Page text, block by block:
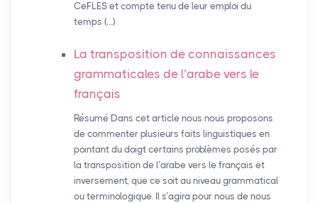
CeFLES et compte tenu de leur emploi du
temps (…)
La transposition de connaissances
grammaticales de l’arabe vers le
français
Résumé Dans cet article nous nous proposons
de commenter plusieurs faits linguistiques en
pointant du doigt certains problèmes posés par
la transposition de l’arabe vers le français et
inversement, que ce soit au niveau grammatical
ou terminologique. Il s’agira pour nous de nous